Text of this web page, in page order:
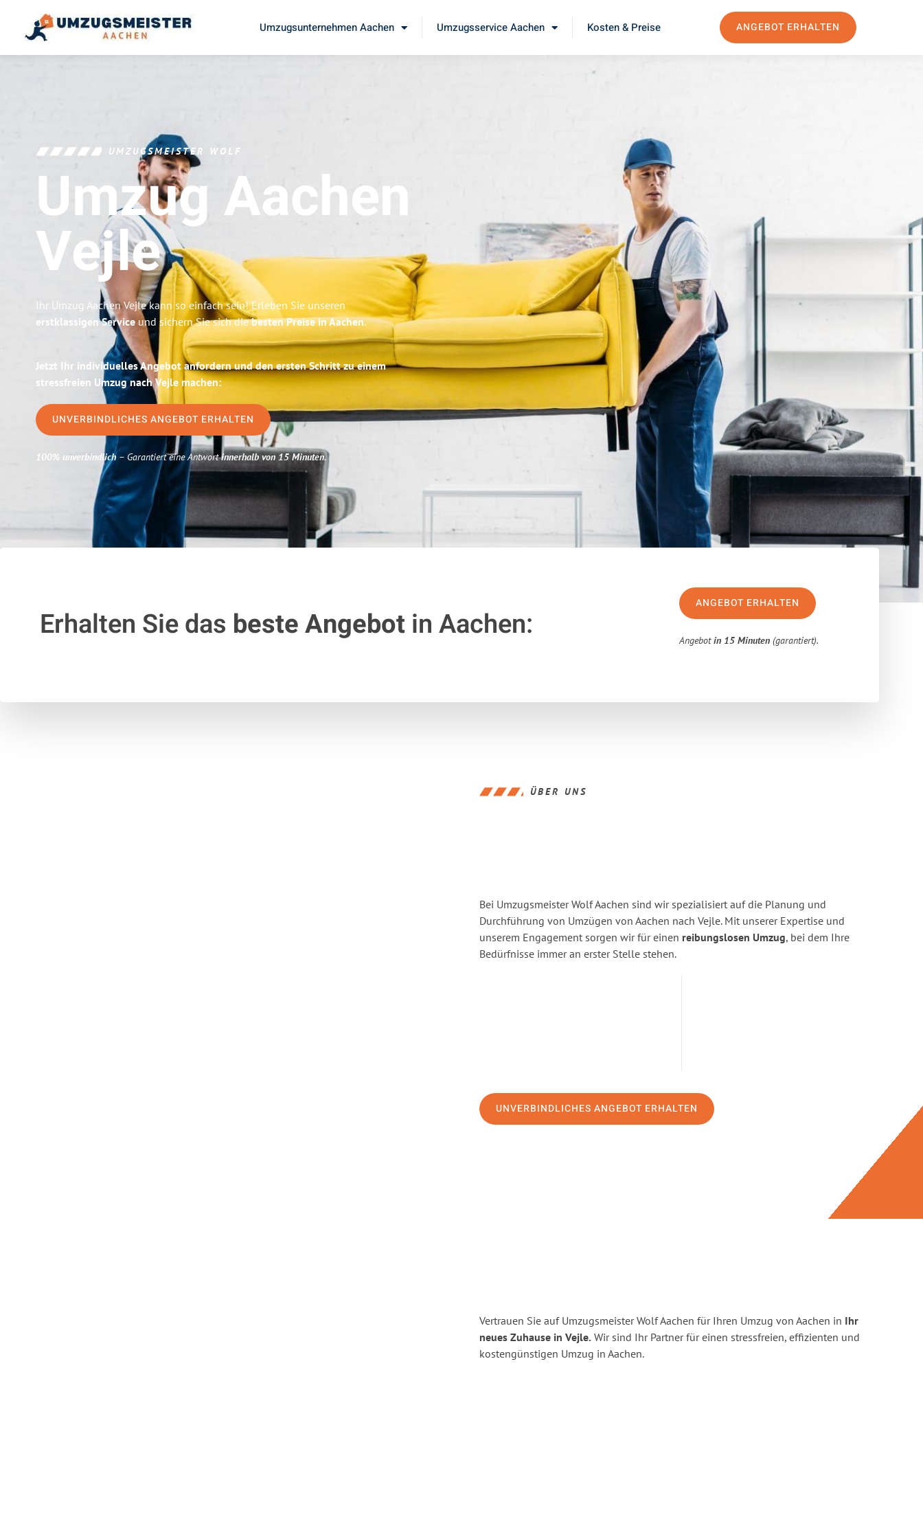
Umzugsunternehmen Aachen Umzugsservice Aachen Kosten & Preise ANGEBOT ERHALTEN
UMZUGSMEISTER WOLF
Umzug Aachen
Vejle
Ihr Umzug Aachen Vejle kann so einfach sein! Erleben Sie unseren
erstklassigen Service und sichern Sie sich diebesten Preise in Aachen.
Jetzt Ihr individuelles Angebot anfordern und den ersten Schritt zu einem
stressfreien Umzug nach Vejle machen:
UNVERBINDLICHES ANGEBOT ERHALTEN
100% unverbindlich– Garantiert eine Antwortinnerhalb von 15 Minuten.
Erhalten Sie das beste Angebotin Aachen:
ANGEBOT ERHALTEN
Angebotin 15 Minuten (garantiert).
ÜBER UNS
Bei Umzugsmeister Wolf Aachen sind wir spezialisiert auf die Planung und
Durchführung von Umzügen von Aachen nach Vejle. Mit unserer Expertise und
unserem Engagement sorgen wir für einen reibungslosen Umzug, bei dem Ihre
Bedürfnisse immer an erster Stelle stehen.
UNVERBINDLICHES ANGEBOT ERHALTEN
Vertrauen Sie auf Umzugsmeister Wolf Aachen für Ihren Umzug von Aachen in Ihr
neues Zuhause in Vejle. Wir sind Ihr Partner für einen stressfreien, effizienten und
kostengünstigen Umzug in Aachen.